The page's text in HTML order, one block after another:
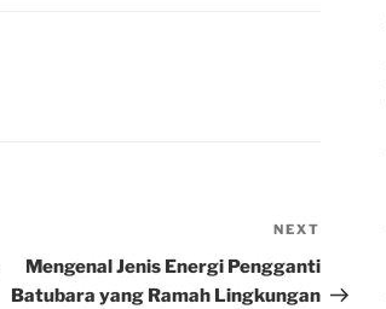
Post
NEXT
Mengenal Jenis Energi Pengganti
Batubara yang Ramah Lingkungan